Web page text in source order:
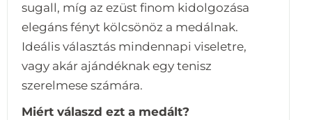
sugall, míg az ezüst finom kidolgozása
elegáns fényt kölcsönöz a medálnak.
Ideális választás mindennapi viseletre,
vagy akár ajándéknak egy tenisz
szerelmese számára.
Miért válaszd ezt a medált?